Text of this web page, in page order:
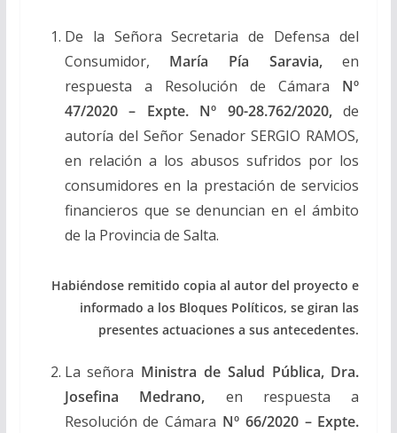
De la Señora Secretaria de Defensa del
Consumidor, María Pía Saravia,en
respuesta a Resolución de Cámara Nº
47/2020 – Expte. Nº 90-28.762/2020,de
autoría del Señor Senador SERGIO RAMOS,
en relación a los abusos sufridos por los
consumidores en la prestación de servicios
financieros que se denuncian en el ámbito
de la Provincia de Salta.
Habiéndose remitido copia al autor del proyecto e
informado a los Bloques Políticos, se giran las
presentes actuaciones a sus antecedentes.
La señora Ministra de Salud Pública, Dra.
Josefina Medrano, en respuesta a
Resolución de Cámara Nº 66/2020 – Expte.